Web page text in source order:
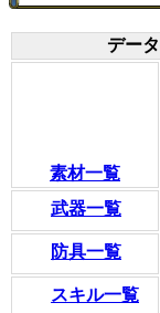
デー
素材一覧
武器一覧
防具一覧
スキル一覧